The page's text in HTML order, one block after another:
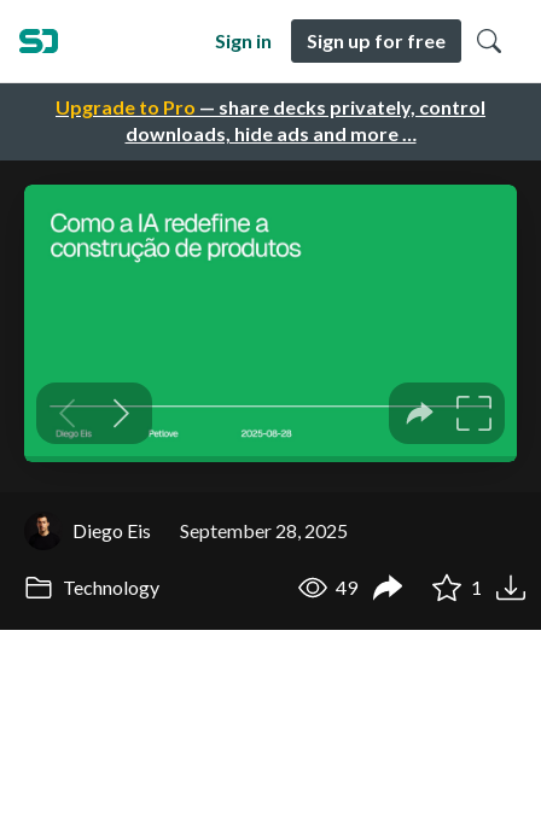
Upgrade to Pro — share decks privately, control
downloads, hide ads and more …
Sign in Sign up for free
Diego Eis September 28, 2025
Technology 49 1